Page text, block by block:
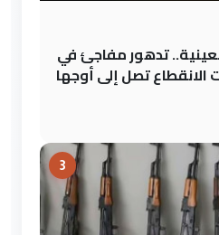
تدهور مفاجئ في
الانقطاع تصل إلى أوجها
3